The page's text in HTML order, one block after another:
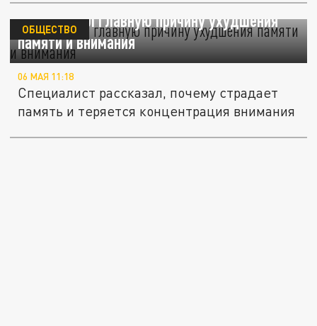
Врач назвал главную причину ухудшения
памяти и внимания
ОБЩЕСТВО
06 МАЯ 11:18
Специалист рассказал, почему страдает
память и теряется концентрация внимания